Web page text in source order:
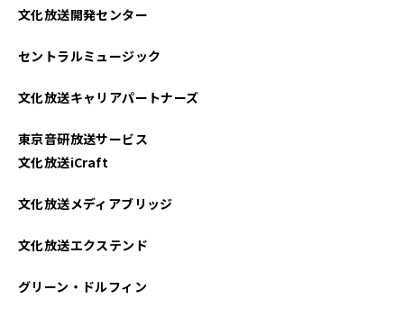
文化放送開発センター
セントラルミュージック
文化放送キャリアパートナーズ
東京音研放送サービス
文化放送iCraft
文化放送メディアブリッジ
文化放送エクステンド
グリーン・ドルフィン